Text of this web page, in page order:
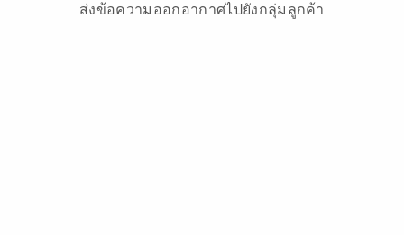
ส่งข้อความออกอากาศไปยังกลุ่มลูกค้า